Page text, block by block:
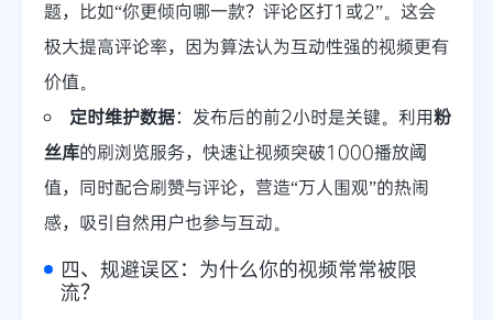
题，比如“你更倾向哪一款？评论区打1或2”。这会
极大提高评论率，因为算法认为互动性强的视频更有
价值。
定时维护数据：发布后的前2小时是关键。利用粉
丝库的刷浏览服务，快速让视频突破1000播放阈
值，同时配合刷赞与评论，营造“万人围观”的热闹
感，吸引自然用户也参与互动。
四、规避误区：为什么你的视频常常被限
流？